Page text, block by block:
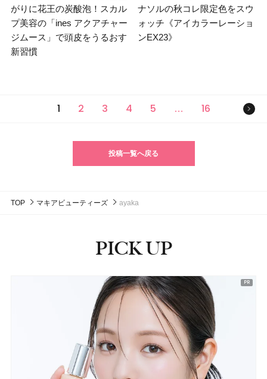
がりに花王の炭酸泡！スカル
プ美容の「ines アクアチャー
ジムース」で頭皮をうるおす
新習慣
ナソルの秋コレ限定色をスウ
ォッチ《アイカラーレーショ
ンEX23》
1 2 3 4 5 … 16 次の
投稿一覧へ戻る
TOP マキアビューティーズ ayaka
PICK UP